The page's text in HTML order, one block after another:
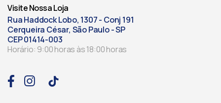
Visite Nossa Loja
Rua Haddock Lobo, 1307 - Conj 191
Cerqueira César, São Paulo - SP
CEP 01414-003
Horário: 9:00 horas às 18:00 horas